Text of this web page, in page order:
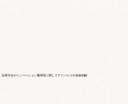
用方法やリノベーション費用等に関してアドバイスや具体的解